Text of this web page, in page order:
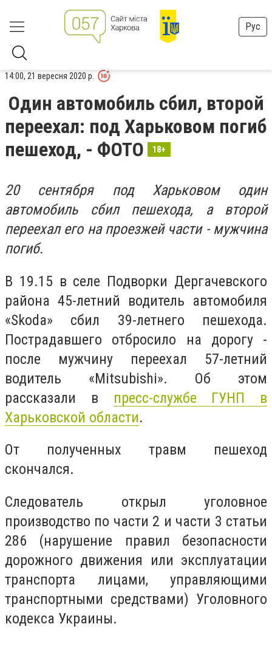
Рус
14:00, 21 вересня 2020 р.
Один автомобиль сбил, второй
переехал: под Харьковом погиб
пешеход, - ФОТО
18+
20 сентября под Харьковом один
автомобиль сбил пешехода, а второй
переехал его на проезжей части - мужчина
погиб.
В 19.15 в селе Подворки Дергачевского
района 45-летний водитель автомобиля
«Skoda» сбил 39-летнего пешехода.
Пострадавшего отбросило на дорогу -
после мужчину переехал 57-летний
водитель «Mitsubishi». Об этом
рассказали в пресс-службе ГУНП в
Харьковской области.
От полученных травм пешеход
скончался.
Следователь открыл уголовное
производство по части 2 и части 3 статьи
286 (нарушение правил безопасности
дорожного движения или эксплуатации
транспорта лицами, управляющими
транспортными средствами) Уголовного
кодекса Украины.